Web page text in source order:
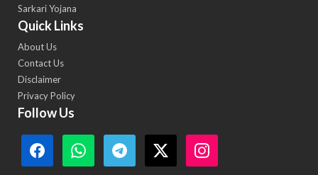
Sarkari Yojana
Quick Links
About Us
Contact Us
Disclaimer
Privacy Policy
Follow Us